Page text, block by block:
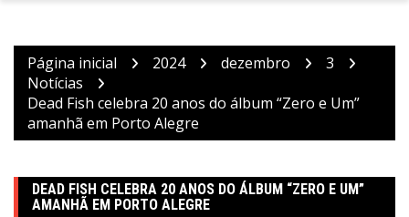
Página inicial 2024 dezembro
3
Notícias
Dead Fish celebra 20 anos do álbum “Zero e Um”
amanhã em Porto Alegre
DEAD FISH CELEBRA 20 ANOS DO ÁLBUM “ZERO E UM”
AMANHÃ EM PORTO ALEGRE